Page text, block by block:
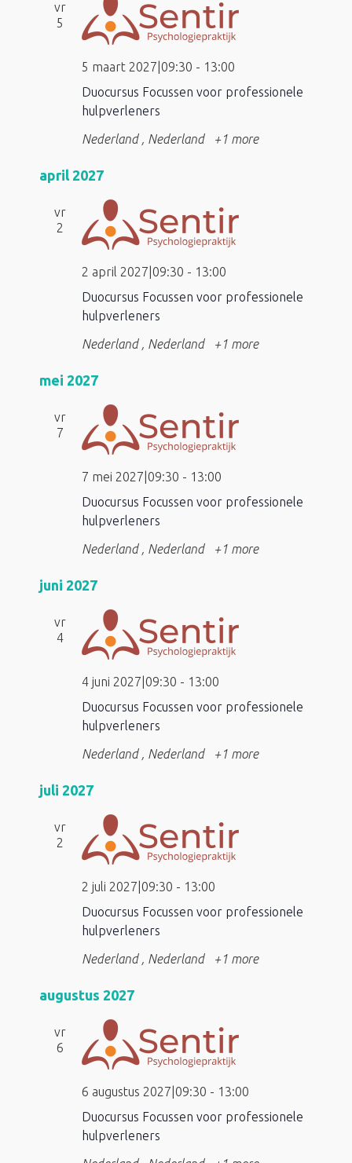
vr
5
Duocursus Focussen voor professionele
hulpverleners
5 maart 2027|09:30 - 13:00
Nederland , Nederland +1 more
april 2027
vr
2
Duocursus Focussen voor professionele
hulpverleners
2 april 2027|09:30 - 13:00
Nederland , Nederland +1 more
mei 2027
vr
7
Duocursus Focussen voor professionele
hulpverleners
7 mei 2027|09:30 - 13:00
Nederland , Nederland +1 more
juni 2027
vr
4
Duocursus Focussen voor professionele
hulpverleners
4 juni 2027|09:30 - 13:00
Nederland , Nederland +1 more
juli 2027
vr
2
Duocursus Focussen voor professionele
hulpverleners
2 juli 2027|09:30 - 13:00
Nederland , Nederland +1 more
augustus 2027
vr
6
Duocursus Focussen voor professionele
hulpverleners
6 augustus 2027|09:30 - 13:00